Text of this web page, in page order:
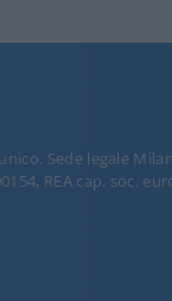
della